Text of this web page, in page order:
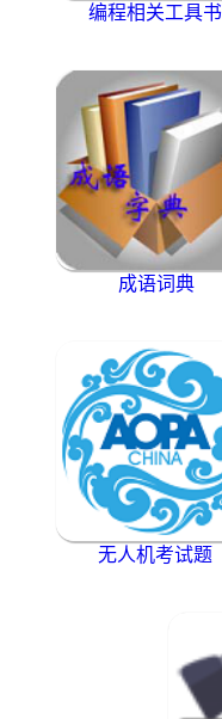
编程相关工具书
成语词典
无人机考试题